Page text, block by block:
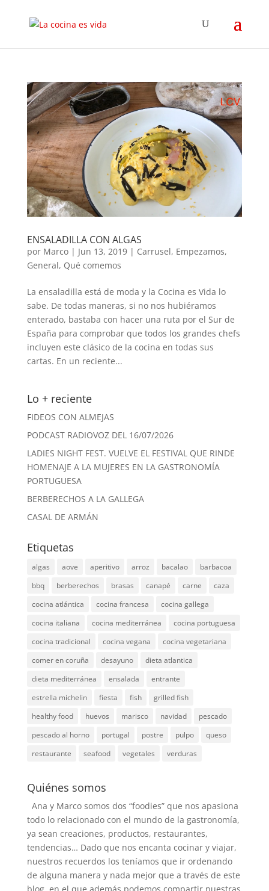
ENSALADILLA CON ALGAS
por Marco| Jun 13, 2019| Carrusel, Empezamos,
General, Qué comemos
La ensaladilla está de moda y la Cocina es Vida lo
sabe. De todas maneras, si no nos hubiéramos
enterado, bastaba con hacer una ruta por el Sur de
España para comprobar que todos los grandes chefs
incluyen este clásico de la cocina en todas sus
cartas. En un reciente...
Lo + reciente
FIDEOS CON ALMEJAS
PODCAST RADIOVOZ DEL 16/07/2026
LADIES NIGHT FEST. VUELVE EL FESTIVAL QUE RINDE
HOMENAJE A LA MUJERES EN LA GASTRONOMÍA
PORTUGUESA
BERBERECHOS A LA GALLEGA
CASAL DE ARMÁN
Etiquetas
algas aove aperitivo arroz bacalao
barbacoa
bbq
berberechos brasas canapé carne
caza
cocina atlántica
cocina francesa
cocina gallega
cocina italiana
cocina mediterránea
cocina portuguesa
cocina tradicional
cocina vegana
cocina vegetariana
comer en coruña
desayuno
dieta atlantica
dieta mediterránea
ensalada
entrante
estrella michelin
fiesta fish
grilled fish
healthy food
huevos marisco navidad
pescado
pescado al horno
portugal postre pulpo
queso
restaurante
seafood vegetales verduras
Quiénes somos
Ana y Marco somos dos “foodies” que nos apasiona
todo lo relacionado con el mundo de la gastronomía,
ya sean creaciones, productos, restaurantes,
tendencias… Dado que nos encanta cocinar y viajar,
nuestros recuerdos los teníamos que ir ordenando
de alguna manera y nada mejor que a través de este